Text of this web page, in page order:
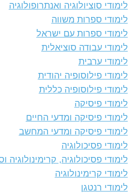
לימודי סוציולוגיה ואנתרופולוגיה
לימודי ספרות משווה
לימודי ספרות עם ישראל
לימודי עבודה סוציאלית
לימודי ערבית
לימודי פילוסופיה יהודית
לימודי פילוסופיה כללית
לימודי פיסיקה
לימודי פיסיקה ומדעי החיים
לימודי פיסיקה ומדעי המחשב
לימודי פסיכולוגיה
לימודי פסיכולוגיה, קרימינולוגיה
לימודי קרימינולוגיה
לימודי רנטגן